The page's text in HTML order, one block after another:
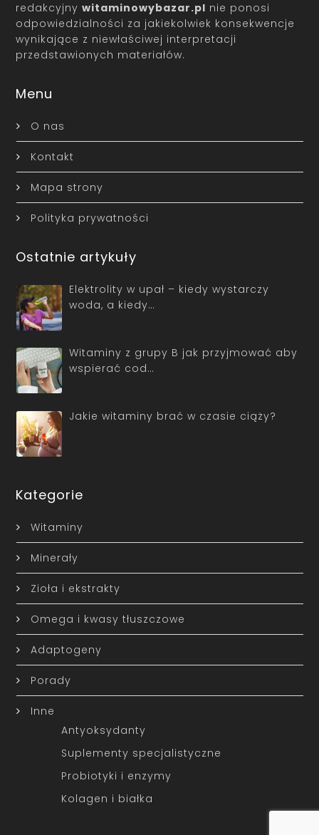
redakcyjnywitaminowybazar.pl nie ponosi
odpowiedzialności za jakiekolwiek konsekwencje
wynikające z niewłaściwej interpretacji
przedstawionych materiałów.
Menu
O nas
Kontakt
Mapa strony
Polityka prywatności
Ostatnie artykuły
Elektrolity w upał – kiedy wystarczy
woda, a kiedy…
Witaminy z grupy B jak przyjmować aby
wspierać cod…
Jakie witaminy brać w czasie ciąży?
Kategorie
Witaminy
Minerały
Zioła i ekstrakty
Omega i kwasy tłuszczowe
Adaptogeny
Porady
Inne
Antyoksydanty
Suplementy specjalistyczne
Probiotyki i enzymy
Kolagen i białka